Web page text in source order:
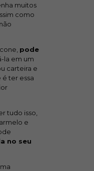
muitos
como
pode
la em um
carteira e
ter essa
tudo isso,
e
no seu